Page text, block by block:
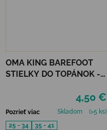
OMA KING BAREFOOT
STIELKY DO TOPÁNOK -
4,50 €
Pozrieť viac Skladom
(>5 ks)
25 - 34
35 - 41